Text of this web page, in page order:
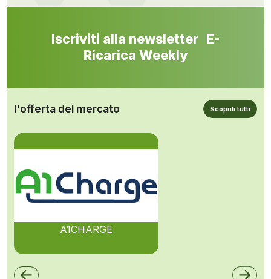
Iscriviti alla newsletter E-
Ricarica Weekly
l'offerta del mercato Scoprili tutti
A1CHARGE